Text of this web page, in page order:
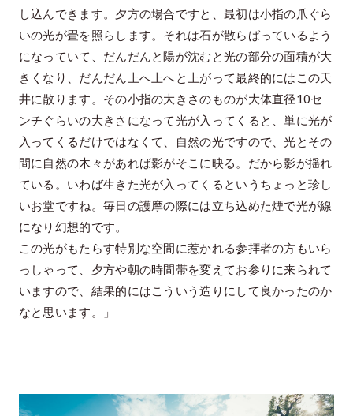
し込んできます。夕方の場合ですと、最初は小指の爪ぐら
いの光が畳を照らします。それは石が散らばっているよう
になっていて、だんだんと陽が沈むと光の部分の面積が大
きくなり、だんだん上へ上へと上がって最終的にはこの天
井に散ります。その小指の大きさのものが大体直径10セ
ンチぐらいの大きさになって光が入ってくると、単に光が
入ってくるだけではなくて、自然の光ですので、光とその
間に自然の木々があれば影がそこに映る。だから影が揺れ
ている。いわば生きた光が入ってくるというちょっと珍し
いお堂ですね。毎日の護摩の際には立ち込めた煙で光が線
になり幻想的です。
この光がもたらす特別な空間に惹かれる参拝者の方もいら
っしゃって、夕方や朝の時間帯を変えてお参りに来られて
いますので、結果的にはこういう造りにして良かったのか
なと思います。」